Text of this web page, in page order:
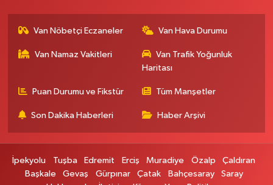
Akköprü mahallesi Beşyol mevkii sakatatçılar çarşısı altı şok market yanı
Gündüz Eczanesi
CUMHURİYET MAH. ATATÜRK CADDESİ NO:39 A
Van Nöbetçi Eczaneler Van Hava Durumu
Van Namaz Vakitleri
Van Trafik Yoğunluk
Haritası
Puan Durumu ve Fikstür Tüm Manşetler
Son Dakika Haberleri Haber Arşivi
İpekyolu Tuşba Edremit Erciş Muradiye Özalp
Çaldıran
Başkale
Gevaş Gürpınar Çatak Bahçesaray
Saray